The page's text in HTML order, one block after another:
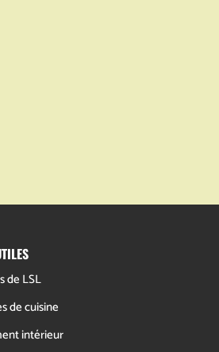
de LSL
de cuisine
intérieur